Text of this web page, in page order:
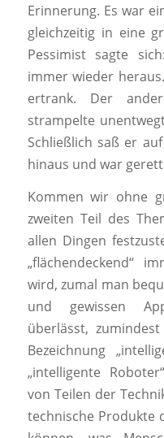
Erinnerung. Es war
gleichzeitig in eine
Pessimist sagte
immer wieder
ertrank. Der
strampelte
Schließlich saß er
hinaus und war
Kommen wir ohne
zweiten Teil des
allen Dingen
„flächendeckend“
wird, zumal man
und gewissen
überlässt,
Bezeichnung
„intelligente
von Teilen der
technische Produkte